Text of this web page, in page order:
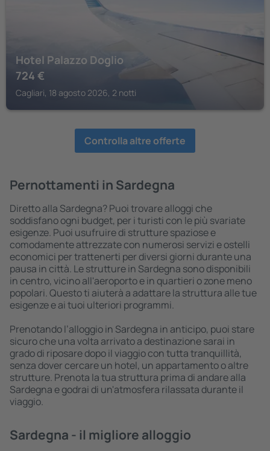
Hotel Palazzo Doglio
724 €
Cagliari, 18 agosto 2026, 2 notti
Controlla altre offerte
Pernottamenti in Sardegna
Diretto alla Sardegna? Puoi trovare alloggi che
soddisfano ogni budget, per i turisti con le più svariate
esigenze. Puoi usufruire di strutture spaziose e
comodamente attrezzate con numerosi servizi e ostelli
economici per trattenerti per diversi giorni durante una
pausa in città. Le strutture in Sardegna sono disponibili
in centro, vicino all'aeroporto e in quartieri o zone meno
popolari. Questo ti aiuterà a adattare la struttura alle tue
esigenze e ai tuoi ulteriori programmi.
Prenotando l’alloggio in Sardegna in anticipo, puoi stare
sicuro che una volta arrivato a destinazione sarai in
grado di riposare dopo il viaggio con tutta tranquillità,
senza dover cercare un hotel, un appartamento o altre
strutture. Prenota la tua struttura prima di andare alla
Sardegna e godrai di un'atmosfera rilassata durante il
viaggio.
Sardegna - il migliore alloggio